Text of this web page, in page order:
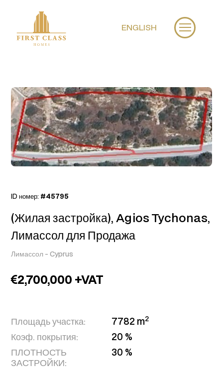
ENGLISH
ID номер: #45795
2,700,000 +VAT
Лимассол -Cyprus
(Жилая застройка), Agios Tychonas,
Лимассол для Продажа
Площадь участка: 7782 m2
Коэф. покрытия:
20 %
ПЛОТНОСТЬ
ЗАСТРОЙКИ:
30 %